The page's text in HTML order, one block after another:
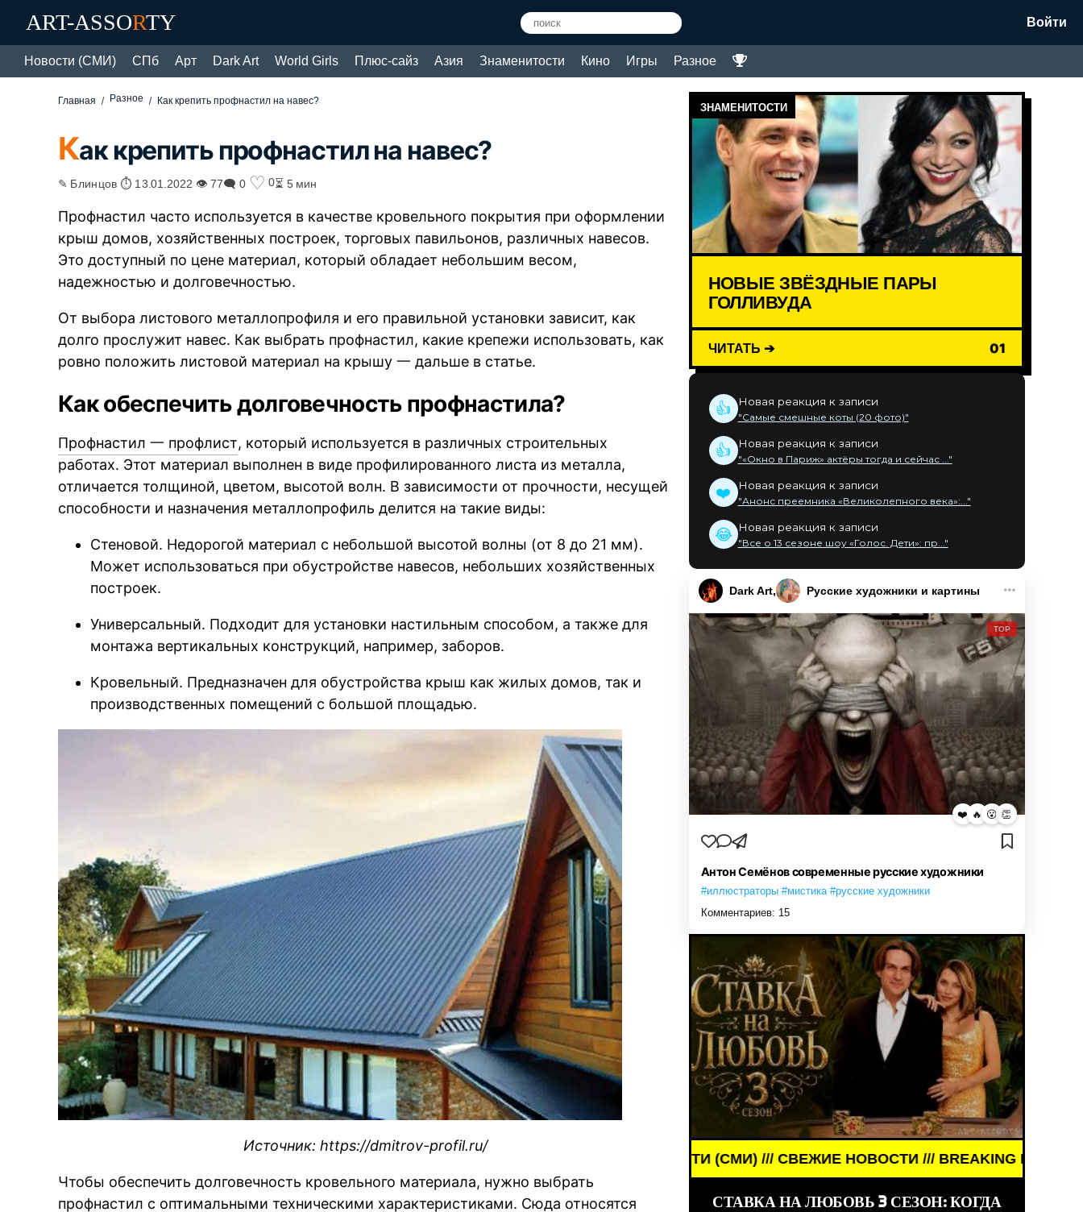
ART-ASSORTY Войти
Новости (СМИ) СПб Арт Dark Art World Girls Плюс-сайз Азия Знаменитости Кино Игры Разное
Главная Разное Как крепить профнастил на навес?
Как крепить профнастил на навес?
✎ Блинцов ⏱ 13.01.2022 👁 77🗨 0 ♡ 0⏳ 5 мин
Профнастил часто используется в качестве кровельного покрытия при оформлении
крыш домов, хозяйственных построек, торговых павильонов, различных навесов.
Это доступный по цене материал, который обладает небольшим весом,
надежностью и долговечностью.
От выбора листового металлопрофиля и его правильной установки зависит, как
долго прослужит навес. Как выбрать профнастил, какие крепежи использовать, как
ровно положить листовой материал на крышу 一 дальше в статье.
Как обеспечить долговечность профнастила?
Профнастил 一 профлист, который используется в различных строительных
работах. Этот материал выполнен в виде профилированного листа из металла,
отличается толщиной, цветом, высотой волн. В зависимости от прочности, несущей
способности и назначения металлопрофиль делится на такие виды:
Стеновой. Недорогой материал с небольшой высотой волны (от 8 до 21 мм).
Может использоваться при обустройстве навесов, небольших хозяйственных
построек.
Универсальный. Подходит для установки настильным способом, а также для
монтажа вертикальных конструкций, например, заборов.
Кровельный. Предназначен для обустройства крыш как жилых домов, так и
производственных помещений с большой площадью.
Источник: https://dmitrov-profil.ru/
Чтобы обеспечить долговечность кровельного материала, нужно выбрать
профнастил с оптимальными техническими характеристиками. Сюда относятся
ЗНАМЕНИТОСТИ
НОВЫЕ ЗВЁЗДНЫЕ ПАРЫ
ГОЛЛИВУДА
ЧИТАТЬ ➔ 01
👍 Новая реакция к записи
"Самые смешные коты (20 фото)"
👍 Новая реакция к записи
"«Окно в Париж» актёры тогда и сейчас ..."
❤️ Новая реакция к записи
"Анонс преемника «Великолепного века»:..."
😂 Новая реакция к записи
"Все о 13 сезоне шоу «Голос. Дети»: пр..."
Dark Art Русские художники и картины
TOP
❤️ 🔥 😮 👏
Антон Семёнов современные русские художники
#иллюстраторы #мистика #русские художники
Комментариев: 15
BREAKING NEWS /// НОВОСТИ (СМИ) /// СВЕЖИЕ НОВОСТИ /// BREAKING NEWS /// НОВОСТИ
СТАВКА НА ЛЮБОВЬ 3 СЕЗОН: КОГДА